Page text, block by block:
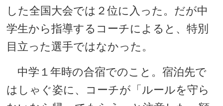
した全国大会では２位に入った。だが中
学生から指導するコーチによると、特別
目立った選手ではなかった。
中学１年時の合宿でのこと。宿泊先で
はしゃぐ姿に、コーチが「ルールを守ら